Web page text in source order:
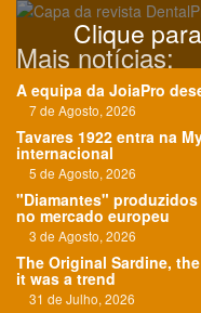
Clique
Mais notícias:
A equipa da JoiaPro
7 de Agosto, 2026
Tavares 1922 entra na
internacional
5 de Agosto, 2026
"Diamantes"
no mercado europeu
3 de Agosto, 2026
The Original Sardine,
it was a trend
31 de Julho, 2026